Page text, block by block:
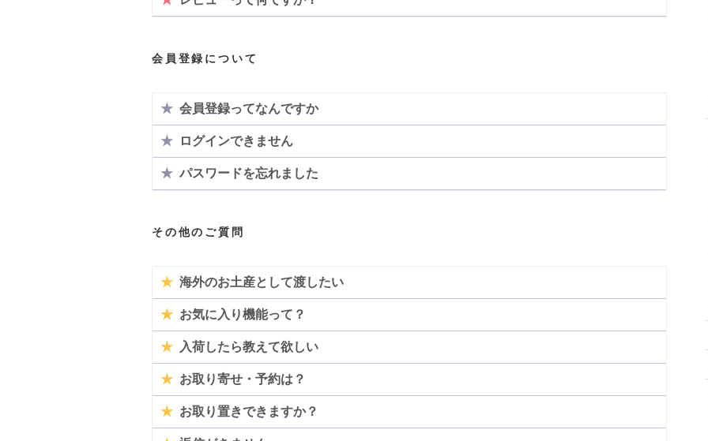
会員登録について
★ 会員登録ってなんですか
★ ログインできません
★ パスワードを忘れました
その他のご質問
★ 海外のお土産として渡したい
★ お気に入り機能って？
★ 入荷したら教えて欲しい
★ お取り寄せ・予約は？
★ お取り置きできますか？